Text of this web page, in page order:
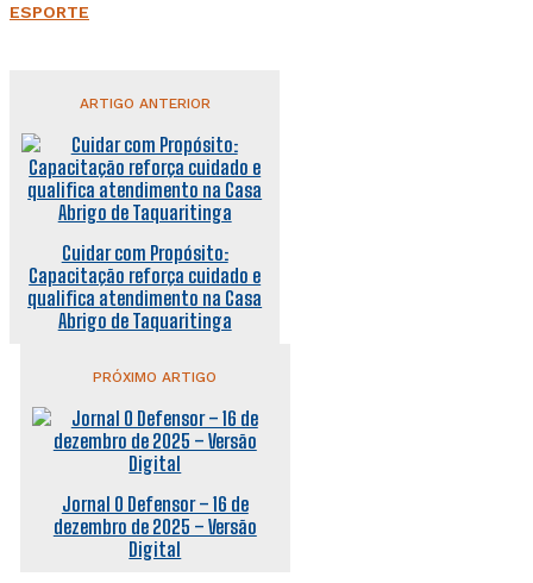
ESPORTE
ARTIGO ANTERIOR
Cuidar com Propósito:
Capacitação reforça cuidado e
qualifica atendimento na Casa
Abrigo de Taquaritinga
PRÓXIMO ARTIGO
Jornal O Defensor – 16 de
dezembro de 2025 – Versão
Digital